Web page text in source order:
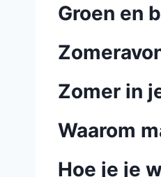
Groen en
Zomer in
Waarom
Hoe je je